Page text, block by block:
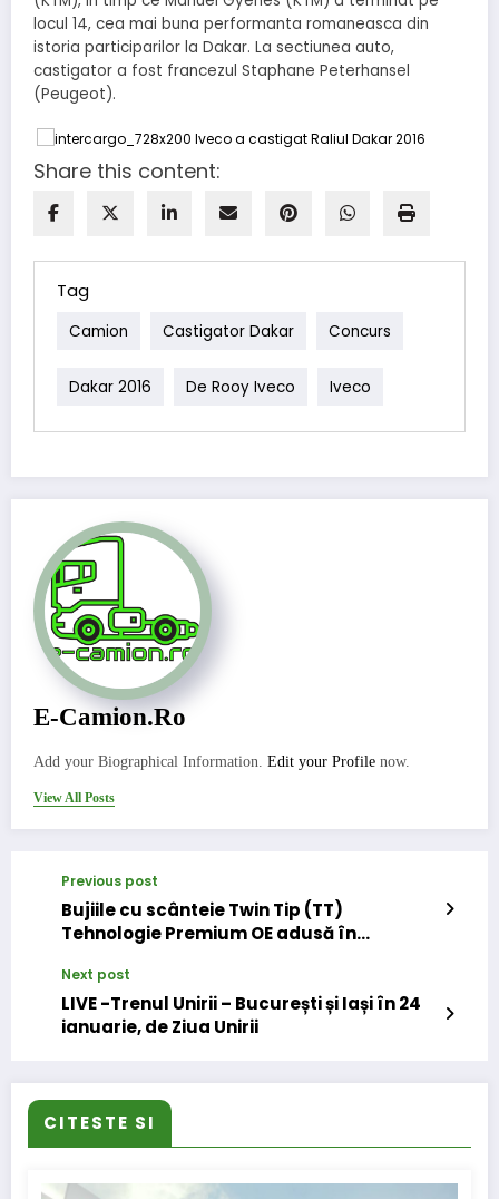
locul 14, cea mai buna performanta romaneasca din
istoria participarilor la Dakar. La sectiunea auto,
castigator a fost francezul Staphane Peterhansel
(Peugeot).
Share this content:
Tag
Camion Castigator Dakar Concurs
Dakar 2016 De Rooy Iveco Iveco
E-Camion.ro
Add your Biographical Information. Edit your Profile now.
View All Posts
Previous post
Bujiile cu scânteie Twin Tip (TT)
Tehnologie Premium OE adusă în
Next post
LIVE -Trenul Unirii – București și Iași în 24
ianuarie, de Ziua Unirii
CITESTE SI